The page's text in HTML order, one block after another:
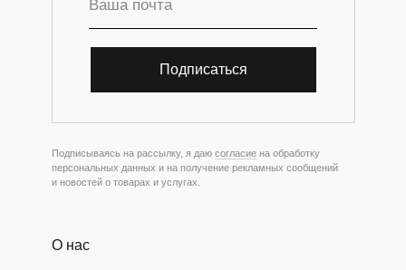
Подписываясь на рассылку, я даю согласие на обработку
персональных данных и на получение рекламных сообщений
и новостей о товарах и услугах.
О нас
Подписаться